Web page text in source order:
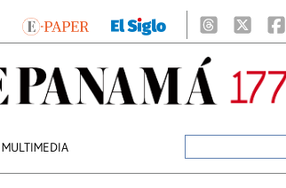
MULTIMEDIA